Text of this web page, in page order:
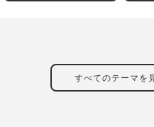
すべてのテーマを